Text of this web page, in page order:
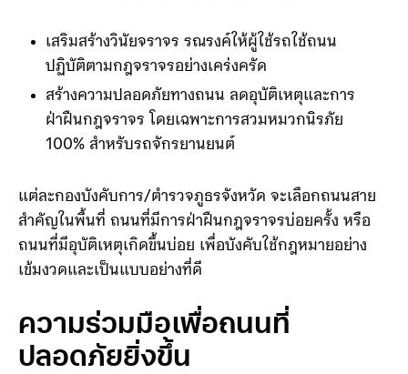
เสริมสร้างวินัยจราจร รณรงค์ให้ผู้ใช้รถใช้ถนน
ปฏิบัติตามกฎจราจรอย่างเคร่งครัด
สร้างความปลอดภัยทางถนน ลดอุบัติเหตุและการ
ฝ่าฝืนกฎจราจร โดยเฉพาะการสวมหมวกนิรภัย
100% สำหรับรถจักรยานยนต์
แต่ละกองบังคับการ/ตำรวจภูธรจังหวัด จะเลือกถนนสาย
สำคัญในพื้นที่ ถนนที่มีการฝ่าฝืนกฎจราจรบ่อยครั้ง หรือ
ถนนที่มีอุบัติเหตุเกิดขึ้นบ่อย เพื่อบังคับใช้กฎหมายอย่าง
เข้มงวดและเป็นแบบอย่างที่ดี
ความร่วมมือเพื่อถนนที่
ปลอดภัยยิ่งขึ้น